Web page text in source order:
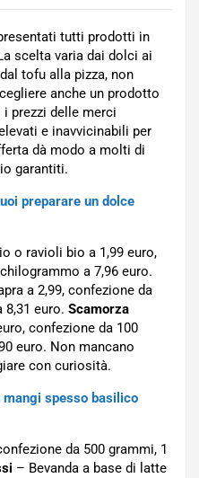
tutti prodotti in
scelta varia dai dolci ai
tofu alla pizza, non
anche un prodotto
i prezzi delle merci
e inavvicinabili per
dà modo a molti di
garantiti.
preparare un dolce
o ravioli bio a 1,99 euro,
a 7,96 euro.
a 2,99, confezione da
euro. Scamorza
confezione da 100
euro. Non mancano
con curiosità.
mangi spesso basilico
da 500 grammi, 1
– Bevanda a base di latte